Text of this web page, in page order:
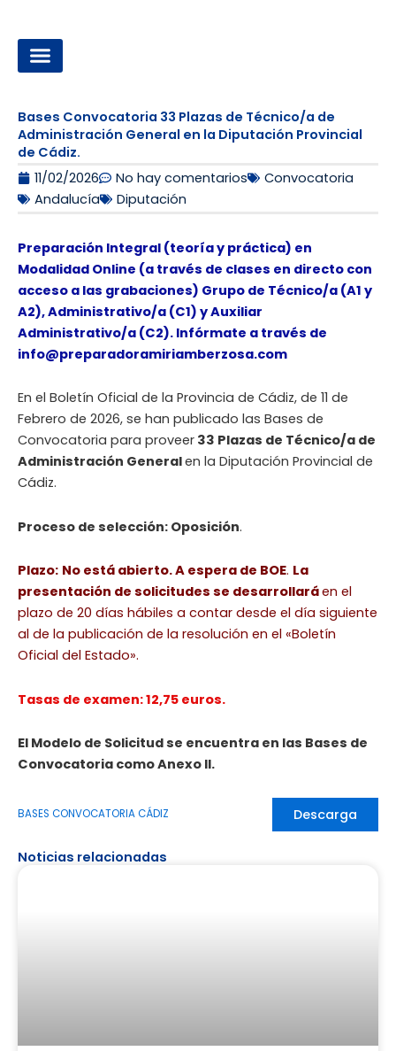
contenido
Bases Convocatoria 33 Plazas de Técnico/a de
Administración General en la Diputación Provincial
de Cádiz.
11/02/2026
No hay comentarios
Convocatoria
Andalucía
Diputación
Preparación Integral (teoría y práctica) en
Modalidad Online (a través de clases en directo con
acceso a las grabaciones) Grupo de Técnico/a (A1 y
A2), Administrativo/a (C1) y Auxiliar
Administrativo/a (C2). Infórmate a través de
info@preparadoramiriamberzosa.com
En el Boletín Oficial de la Provincia de Cádiz, de 11 de
Febrero de 2026, se han publicado las Bases de
Convocatoria para proveer 33 Plazas de Técnico/a de
Administración Generalen la Diputación Provincial de
Cádiz.
Proceso de selección: Oposición.
Plazo: No está abierto. A espera de BOE. La
presentación de solicitudes se desarrollaráen el
plazo de 20 días hábiles a contar desde el día siguiente
al de la publicación de la resolución en el «Boletín
Oficial del Estado».
Tasas de examen: 12,75 euros.
El Modelo de Solicitud se encuentra en las Bases de
Convocatoria como Anexo II.
BASES CONVOCATORIA CÁDIZ Descarga
Noticias relacionadas